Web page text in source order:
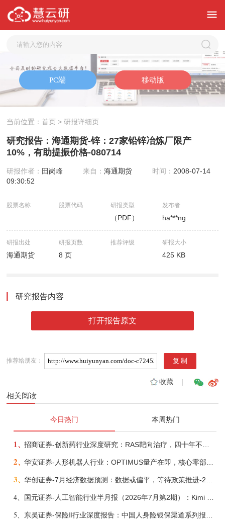
当前位置：首页 > 研报详细页
研究报告：海通期货-锌：27家铅锌冶炼厂限产
10%，有助提振价格-080714
研报作者： 田岗峰 来自：海通期货 时间： 2008-07-14
09:30:52
股票名称 股票代码 研报类型
（PDF）
发布者
ha***ng
研报出处
海通期货
研报页数
8 页
推荐评级 研报大小
425 KB
研究报告内容
打开报告原文
推荐给朋友：
收藏|
相关阅读
今日热门 本周热门
1、
2、
3、
4、
5、